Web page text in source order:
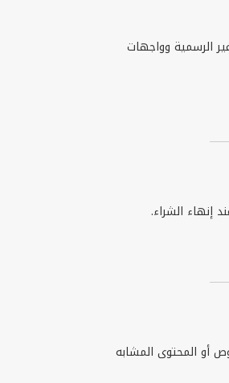
الرسمية وواجهات
إنهاء الشراء.
أو المحتوى المشابه